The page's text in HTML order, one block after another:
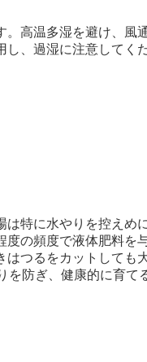
。高温多湿を避け、風
、過湿に注意してく
特に水やりを控えめ
の頻度で液体肥料を
つるをカットしても
を防ぎ、健康的に育て